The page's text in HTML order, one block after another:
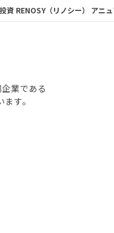
労所得
ー #JR横須賀線
資 RENOSY（リノシー） アニ
業である
す。